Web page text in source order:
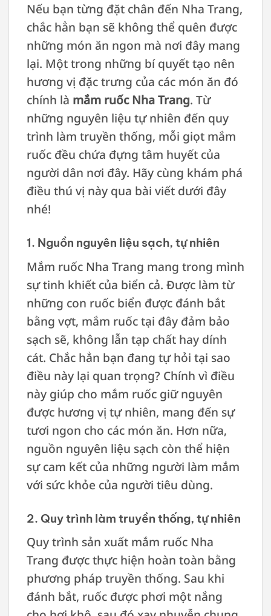
Nếu bạn từng đặt chân đến Nha Trang,
chắc hẳn bạn sẽ không thể quên được
những món ăn ngon mà nơi đây mang
lại. Một trong những bí quyết tạo nên
hương vị đặc trưng của các món ăn đó
chính là mắm ruốc Nha Trang. Từ
những nguyên liệu tự nhiên đến quy
trình làm truyền thống, mỗi giọt mắm
ruốc đều chứa đựng tâm huyết của
người dân nơi đây. Hãy cùng khám phá
điều thú vị này qua bài viết dưới đây
nhé!
1. Nguồn nguyên liệu sạch, tự nhiên
Mắm ruốc Nha Trang mang trong mình
sự tinh khiết của biển cả. Được làm từ
những con ruốc biển được đánh bắt
bằng vợt, mắm ruốc tại đây đảm bảo
sạch sẽ, không lẫn tạp chất hay dính
cát. Chắc hẳn bạn đang tự hỏi tại sao
điều này lại quan trọng? Chính vì điều
này giúp cho mắm ruốc giữ nguyên
được hương vị tự nhiên, mang đến sự
tươi ngon cho các món ăn. Hơn nữa,
nguồn nguyên liệu sạch còn thể hiện
sự cam kết của những người làm mắm
với sức khỏe của người tiêu dùng.
2. Quy trình làm truyền thống, tự nhiên
Quy trình sản xuất mắm ruốc Nha
Trang được thực hiện hoàn toàn bằng
phương pháp truyền thống. Sau khi
đánh bắt, ruốc được phơi một nắng